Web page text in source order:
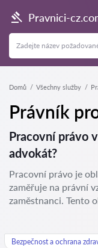
Pravnici-
Domů Všechny služby
Právník
Pracovní právo
advokát?
Pracovní právo je
zaměřuje na právní
zaměstnanci. Tento
Bezpečnost a ochrana